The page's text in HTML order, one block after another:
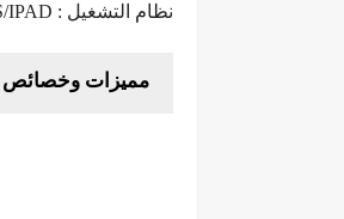
نظام التشغيل : IOS/IPAD.
مميزات وخصائص